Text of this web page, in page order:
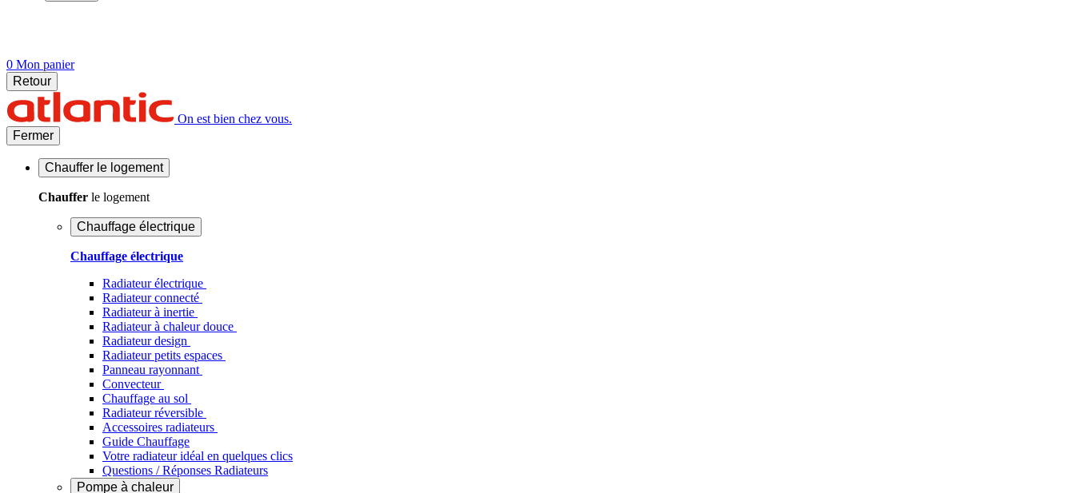
0 Mon panier
Retour
On est bien chez vous.
Fermer
Chauffer le logement
Chauffer le logement
Chauffage électrique
Chauffage électrique
Radiateur électrique
Radiateur connecté
Radiateur à inertie
Radiateur à chaleur douce
Radiateur design
Radiateur petits espaces
Panneau rayonnant
Convecteur
Chauffage au sol
Radiateur réversible
Accessoires radiateurs
Guide Chauffage
Votre radiateur idéal en quelques clics
Questions / Réponses Radiateurs
Pompe à chaleur